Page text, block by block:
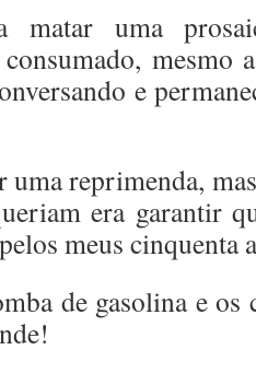
matar uma
mesmo
e
uma reprimenda,
era garantir
meus cinquenta
de gasolina e